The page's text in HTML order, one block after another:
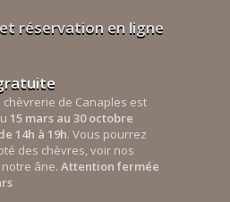
réservation en ligne
chèvrerie de Canaples est
15 mars au 30 octobre
14h à 19h. Vous pourrez
des chèvres, voir nos
âne. Attention fermée